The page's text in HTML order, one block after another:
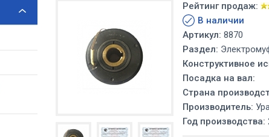
Рейтинг продаж:
В наличии
Артикул: 8870
Раздел:
Конструктивное
Посадка на вал:
Страна
Производитель:
Год производства: